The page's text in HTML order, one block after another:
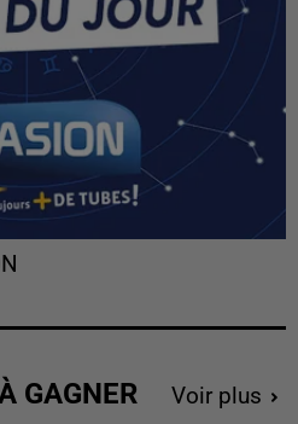
GAGNER Voir plus